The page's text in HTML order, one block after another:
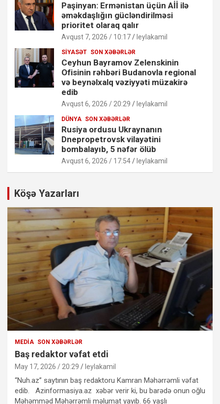
Paşinyan: Ermənistan üçün Aİİ ilə
əməkdaşlığın gücləndirilməsi
prioritet olaraq qalır
Avqust 7, 2026 / 10:17 leylakamil
SIYASƏT SON XƏBƏRLƏR
Ceyhun Bayramov Zelenskinin
Ofisinin rəhbəri Budanovla regional
və beynəlxalq vəziyyəti müzakirə
edib
Avqust 6, 2026 / 20:29 leylakamil
DÜNYA SON XƏBƏRLƏR
Rusiya ordusu Ukraynanın
Dnepropetrovsk vilayətini
bombalayıb, 5 nəfər ölüb
Avqust 6, 2026 / 17:54 leylakamil
Köşə Yazarları
MEDIA SON XƏBƏRLƏR
Baş redaktor vəfat etdi
May 17, 2026 / 20:29 leylakamil
“Nuh.az” saytının baş redaktoru Kamran Məhərrəmli vəfat
edib. Azinformasiya.az xəbər verir ki, bu barədə onun oğlu
Məhəmməd Məhərrəmli məlumat yayıb. 66 yaşlı